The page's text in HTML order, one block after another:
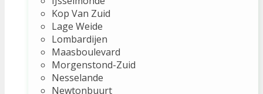
Kop Van Zuid
Lage Weide
Lombardijen
Maasboulevard
Morgenstond-Zuid
Nesselande
Newtonbuurt